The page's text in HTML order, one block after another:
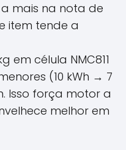
mais na nota de
item tende a
em célula NMC811
(10 kWh → 7
Isso força motor a
melhor em